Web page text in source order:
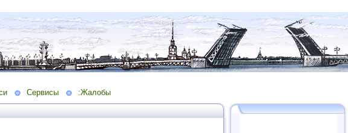
Сервисы :Жалобы